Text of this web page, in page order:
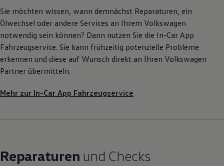
Sie möchten wissen, wann demnächst Reparaturen, ein
Ölwechsel oder andere Services an Ihrem Volkswagen
notwendig sein können? Dann nutzen Sie die In-Car App
Fahrzeugservice. Sie kann frühzeitig potenzielle Probleme
erkennen und diese auf Wunsch direkt an Ihren Volkswagen
Partner übermitteln.
Mehr zur In-Car App Fahrzeugservice
Reparaturen und Checks